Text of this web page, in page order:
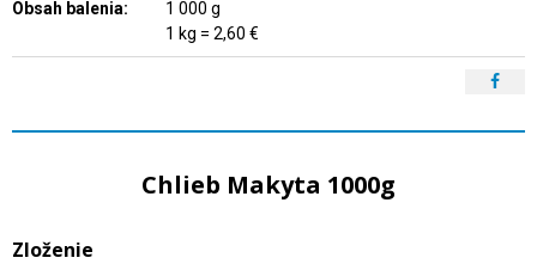
Obsah balenia:
1 000 g
1 kg = 2,60 €
Chlieb Makyta 1000g
Zloženie